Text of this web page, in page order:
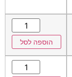
הוספה לסל